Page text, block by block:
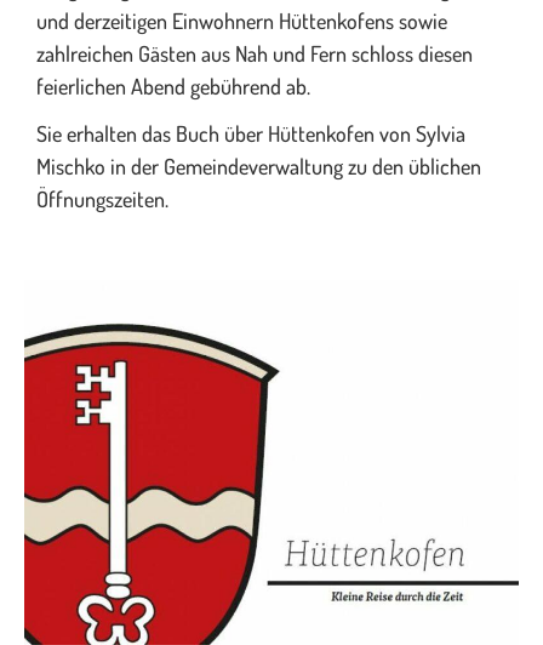
und derzeitigen Einwohnern Hüttenkofens sowie
zahlreichen Gästen aus Nah und Fern schloss diesen
feierlichen Abend gebührend ab.
Sie erhalten das Buch über Hüttenkofen von Sylvia
Mischko in der Gemeindeverwaltung zu den üblichen
Öffnungszeiten.